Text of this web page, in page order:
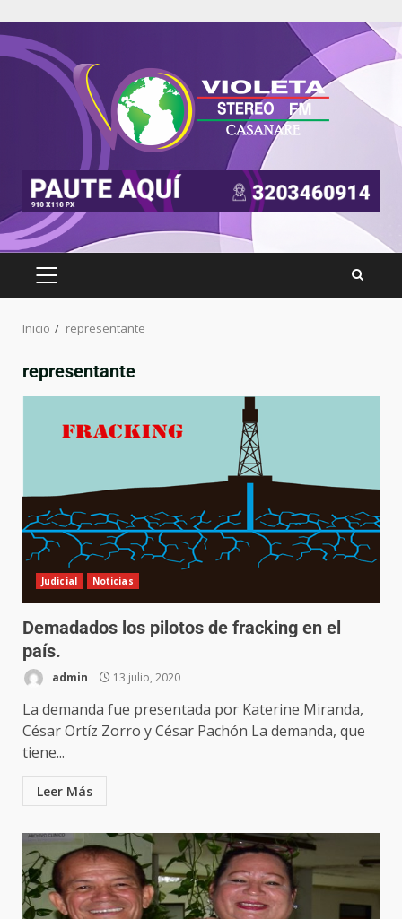
Inicio representante
representante
Judicial Noticias
Demadados los pilotos de fracking en el
país.
admin 13 julio, 2020
La demanda fue presentada por Katerine Miranda,
César Ortíz Zorro y César Pachón La demanda, que
tiene...
Leer Más